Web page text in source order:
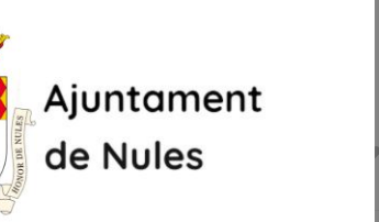
accions, i se solidaritza amb el regidor